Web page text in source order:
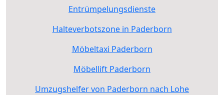
Entrümpelungsdienste
Halteverbotszone in Paderborn
Möbeltaxi Paderborn
Möbellift Paderborn
Umzugshelfer von Paderborn nach Lohe